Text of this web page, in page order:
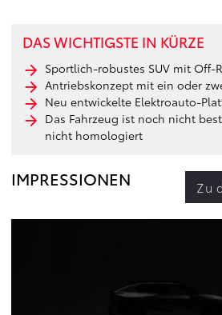
DAS WICHTIGSTE IN KÜRZE
Sportlich-robustes SUV mit Off-
Antriebskonzept mit ein oder
Neu entwickelte Elektroauto-
Das Fahrzeug ist noch nicht
nicht homologiert
IMPRESSIONEN